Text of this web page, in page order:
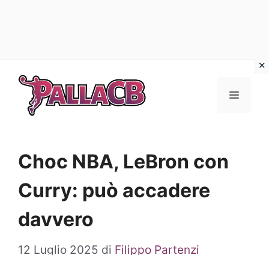
contenuto
Menu
Choc NBA, LeBron con
Curry: può accadere
davvero
12 Luglio 2025 di Filippo Partenzi